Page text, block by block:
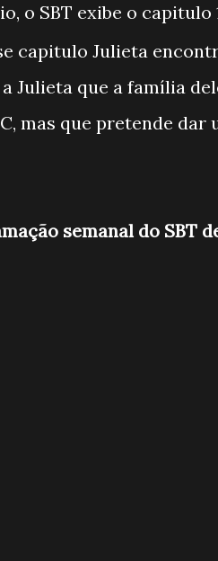
o SBT exibe o capitulo
capitulo Julieta
Julieta que a família
mas que pretende dar
semanal do SBT